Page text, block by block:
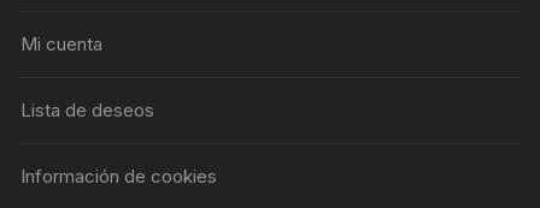
Mi cuenta
Lista de deseos
Información de cookies